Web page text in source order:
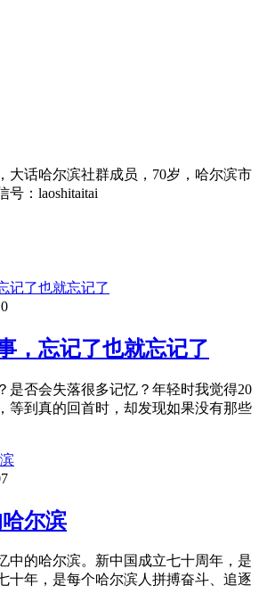
大话哈尔滨社群成员，70岁，哈尔滨市
号：laoshitaitai
，忘记了也就忘记了
是否会失落很多记忆？年轻时我觉得20
等到真的回首时，却发现如果没有那些
尔滨
中的哈尔滨。新中国成立七十周年，是
十年，是每个哈尔滨人拼搏奋斗、追逐